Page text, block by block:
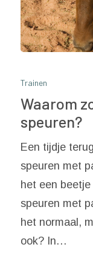
Trainen
Waarom
speuren?
Een tijdje
speuren met
het een
speuren met
het normaal,
ook? In…